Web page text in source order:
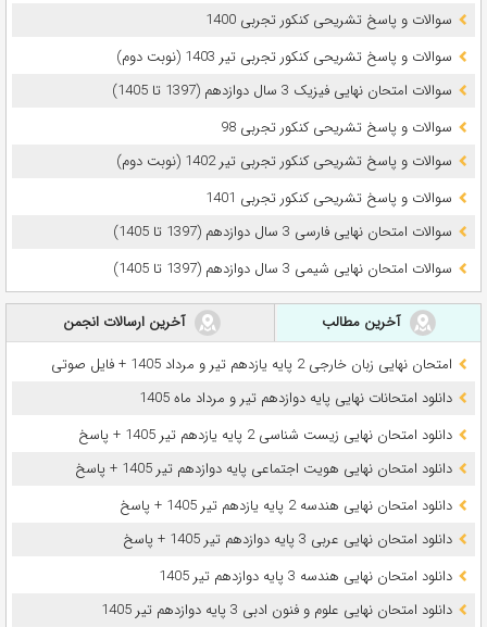
سوالات و پاسخ تشریحی کنکور تجربی 1400
سوالات و پاسخ تشریحی کنکور تجربی تیر 1403 (نوبت دوم)
سوالات امتحان نهایی فیزیک 3 سال دوازدهم (1397 تا 1405)
سوالات و پاسخ تشریحی کنکور تجربی 98
سوالات و پاسخ تشریحی کنکور تجربی تیر 1402 (نوبت دوم)
سوالات و پاسخ تشریحی کنکور تجربی 1401
سوالات امتحان نهایی فارسی 3 سال دوازدهم (1397 تا 1405)
سوالات امتحان نهایی شیمی 3 سال دوازدهم (1397 تا 1405)
آخرین مطالب
آخرین ارسالات انجمن
امتحان نهایی زبان خارجی 2 پایه یازدهم تیر و مرداد 1405 + فایل صوتی
دانلود امتحانات نهایی پایه دوازدهم تیر و مرداد ماه 1405
دانلود امتحان نهایی زیست شناسی 2 پایه یازدهم تیر 1405 + پاسخ
دانلود امتحان نهایی هویت اجتماعی پایه دوازدهم تیر 1405 + پاسخ
دانلود امتحان نهایی هندسه 2 پایه یازدهم تیر 1405 + پاسخ
دانلود امتحان نهایی عربی 3 پایه دوازدهم تیر 1405 + پاسخ
دانلود امتحان نهایی هندسه 3 پایه دوازدهم تیر 1405
دانلود امتحان نهایی علوم و فنون ادبی 3 پایه دوازدهم تیر 1405